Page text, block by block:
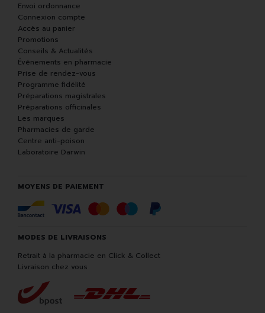
Envoi ordonnance
Connexion compte
Accès au panier
Promotions
Conseils & Actualités
Événements en pharmacie
Prise de rendez-vous
Programme fidélité
Préparations magistrales
Préparations officinales
Les marques
Pharmacies de garde
Centre anti-poison
Laboratoire Darwin
MOYENS DE PAIEMENT
MODES DE LIVRAISONS
Retrait à la pharmacie en Click & Collect
Livraison chez vous